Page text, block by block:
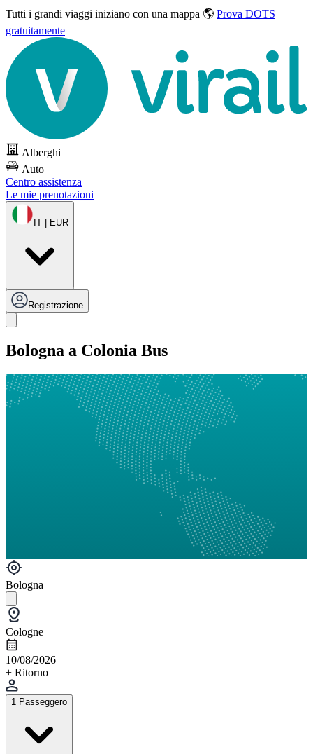
Tutti i grandi viaggi iniziano con una mappa 🌎 Prova DOTS
gratuitamente
Alberghi
Auto
Centro assistenza
Le mie prenotazioni
IT | EUR
Registrazione
Bologna a Colonia Bus
Bologna
Cologne
10/08/2026
+ Ritorno
1 Passeggero